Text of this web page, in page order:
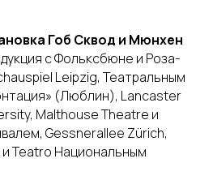
Гоб Сквод и Мюнхен
с Фольксбюне и Роза-
Leipzig, Театральным
(Люблин), Lancaster
Malthouse Theatre и
Gessnerallee Zürich,
Teatro Национальным